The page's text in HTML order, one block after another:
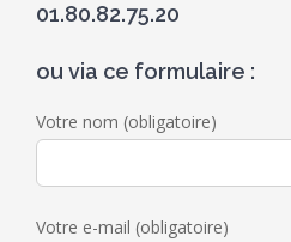
01.80.82.75.20
ou via ce formulaire :
Votre nom (obligatoire)
Votre e-mail (obligatoire)